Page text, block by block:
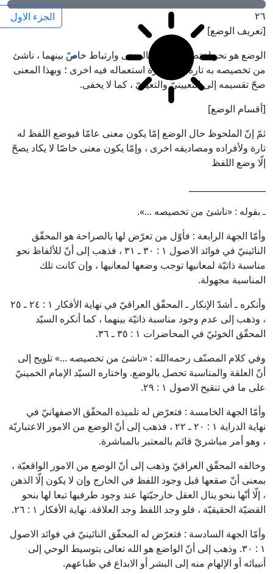
کفایة الاصول
٢٦
[تعريف الوضع]
الوضع هو نحو اختصاص للّفظ بالمعنى وارتباط خاصّ بينهما ، ناشئ
من تخصيصه به تارة ومن كثرة استعماله فيه اخرى ؛ وبهذا المعنى
صحّ تقسيمه إلى التعيينيّ والتعيّنيّ ، كما لا يخفى.
[أقسام الوضع]
ثمّ إنّ الملحوظ حال الوضع إمّا يكون معنى عامّا فيوضع اللفظ له
تارة ولأفراده ومصاديقه اخرى ، وإمّا يكون معنى خاصّا لا يكاد يصحّ
إلّا وضع اللفظ
ـ بقوله : «ناشئ من تخصيصه ...».
وأمّا الجهة الرابعة : فأوّل من تعرّض لها بالصراحة هو المحقّق
النائينيّ في فوائد الاصول ١ : ٣٠ ـ ٣١ ، فذهب إلى أنّ للألفاظ نحو
مناسبة ذاتيّة لمعانيها توجب وضعها لمعانيها ، وإن كانت تلك
المناسبة مجهولة.
وأنكره ـ أشدّ الإنكار ـ المحقّق العراقيّ في نهاية الأفكار ١ : ٢٤ ـ ٢٥
، وذهب إلى عدم وجود مناسبة ذاتيّة بينهما ، كما أنكره السيّد
المحقّق الخوئيّ في المحاضرات ١ : ٣٥ ـ ٣٦.
وفي كلام المصنّف رحمه‌الله : «ناشئ من تخصيصه ...» تلويح إلى
أنّ العلقة والمناسبة تحصل بالوضع. واختاره السيّد الإمام الخمينيّ
على ما في تنقيح الاصول ١ : ٢٩.
وأمّا الجهة الخامسة : فتعرّض له تلميذه المحقّق الاصفهانيّ في
نهاية الدراية ١ : ٢٠ ـ ٢٢ ، فذهب إلى أنّ الوضع من الامور الاعتباريّة
، وهو أمر مباشريّ قائم بالمعتبر بالمباشرة.
وخالفه المحقّق العراقيّ وذهب إلى أنّ الوضع من الامور الواقعيّة ،
بمعنى أنّ صقعها قبل وجود اللفظ في الخارج وإن لا يكون إلّا الذهن
، إلّا أنّها بنحو ينال العقل خارجيّتها عند وجود طرفيها تبعا لها بنحو
القضيّة الحقيقيّة ، فلو وجد اللفظ وجد العلاقة. نهاية الأفكار ١ : ٢٦.
وأمّا الجهة السادسة : فتعرّض له المحقّق النائينيّ في فوائد الاصول
١ : ٣٠. وذهب إلى أنّ الواضع هو الله تعالى بتوسيط الوحي إلى
أنبيائه أو الإلهام منه إلى البشر أو الابداع في طباعهم.